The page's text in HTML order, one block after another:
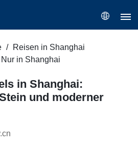
Reisen in Shanghai
Nur in Shanghai
in Shanghai:
und moderner